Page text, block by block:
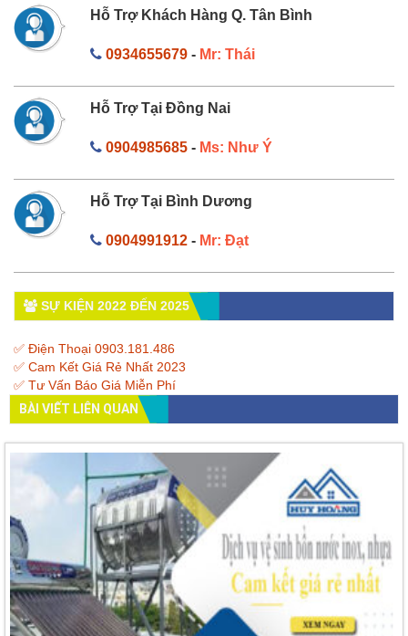
Hỗ Trợ Khách Hàng Q. Tân Bình
0934655679- Mr: Thái
Hỗ Trợ Tại Đồng Nai
0904985685- Ms: Như Ý
Hỗ Trợ Tại Bình Dương
0904991912- Mr: Đạt
SỰ KIỆN 2022 ĐẾN 2025
✅ Điện Thoại 0903.181.486
✅ Cam Kết Giá Rẻ Nhất 2023
✅ Tư Vấn Báo Giá Miễn Phí
BÀI VIẾT LIÊN QUAN